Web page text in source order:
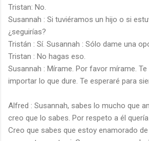
Tristan: No.
Susannah : Si tuviéramos un hijo o si
¿seguirías?
Tristán : Sí. Susannah : Sólo dame una
Tristan : No hagas eso.
Susannah : Mírame. Por favor mírame. Te
importar lo que dure. Te esperaré para
Alfred : Susannah, sabes lo mucho que
creo que lo sabes. Por respeto a él
Creo que sabes que estoy enamorado